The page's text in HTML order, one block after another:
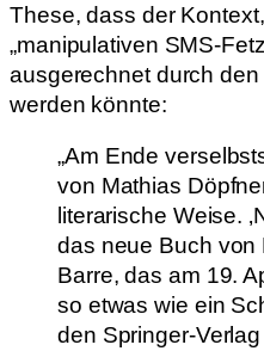
These, dass der
„manipulativen SMS-
ausgerechnet durch
werden könnte:
„Am Ende
von Mathias
literarische Weise.
das neue Buch von
Barre, das am 19.
so etwas wie ein
den Springer-